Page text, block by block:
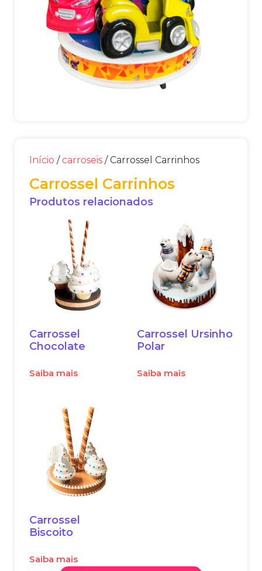
Início /carroseis / Carrossel Carrinhos
Carrossel Carrinhos
Produtos relacionados
Carrossel
Chocolate
Saiba mais
Carrossel Ursinho
Polar
Saiba mais
Carrossel
Biscoito
Saiba mais